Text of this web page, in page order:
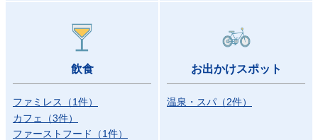
飲食
ファミレス （1件）
カフェ
（3件）
ファーストフード
（1件）
お出かけスポット
温泉・スパ （2件）